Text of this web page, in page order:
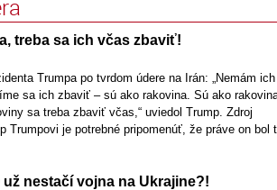
treba sa ich včas zbaviť!
Trumpa po tvrdom údere na Irán: „Nemám ich
sa ich zbaviť – sú ako rakovina. Sú ako
sa treba zbaviť včas,“ uviedol Trump. Zdroj
Trumpovi je potrebné pripomenúť, že práve on bol
nestačí vojna na Ukrajine?!